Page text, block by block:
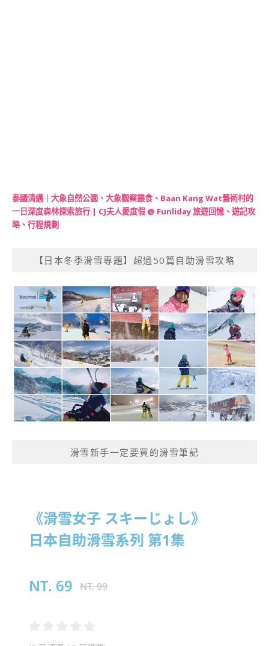
泰國清邁｜大象自然公園、大象觀察餵食、Baan Kang Wat藝術村的
一日深度森林探索旅行 | CJ夫人愛度假 @ Funliday 旅遊回憶、遊記攻
略、行程規劃
【日本冬季滑雪專題】超過50篇自助滑雪攻略
滑雪新手一定要買的滑雪筆記